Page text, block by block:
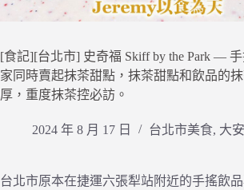
[食記][台北市] 史奇福 Skiff by the Park —
家同時賣起抹茶甜點，抹茶甜點和飲品的
厚，重度抹茶控必訪。
2024 年 8 月 17 日 台北市美食, 大
台北市原本在捷運六張犁站附近的手搖飲